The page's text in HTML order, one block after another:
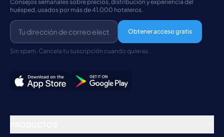
Consejos semanales sobre precios, distribución y experiencia del
huésped, usados por más de 41.000 hoteleros.
Obtener acceso gratis
Sin spam. Cancela tu suscripción cuando quieras.